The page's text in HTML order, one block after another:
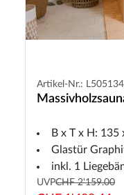
Artikel-Nr.:
B x T x H:
Glastür
inkl. 1
UVPCHF 2'159.00